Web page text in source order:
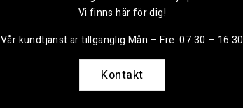
Vi finns här för dig!
Vår kundtjänst är tillgänglig Mån – Fre: 07:30 – 16:30
Kontakt